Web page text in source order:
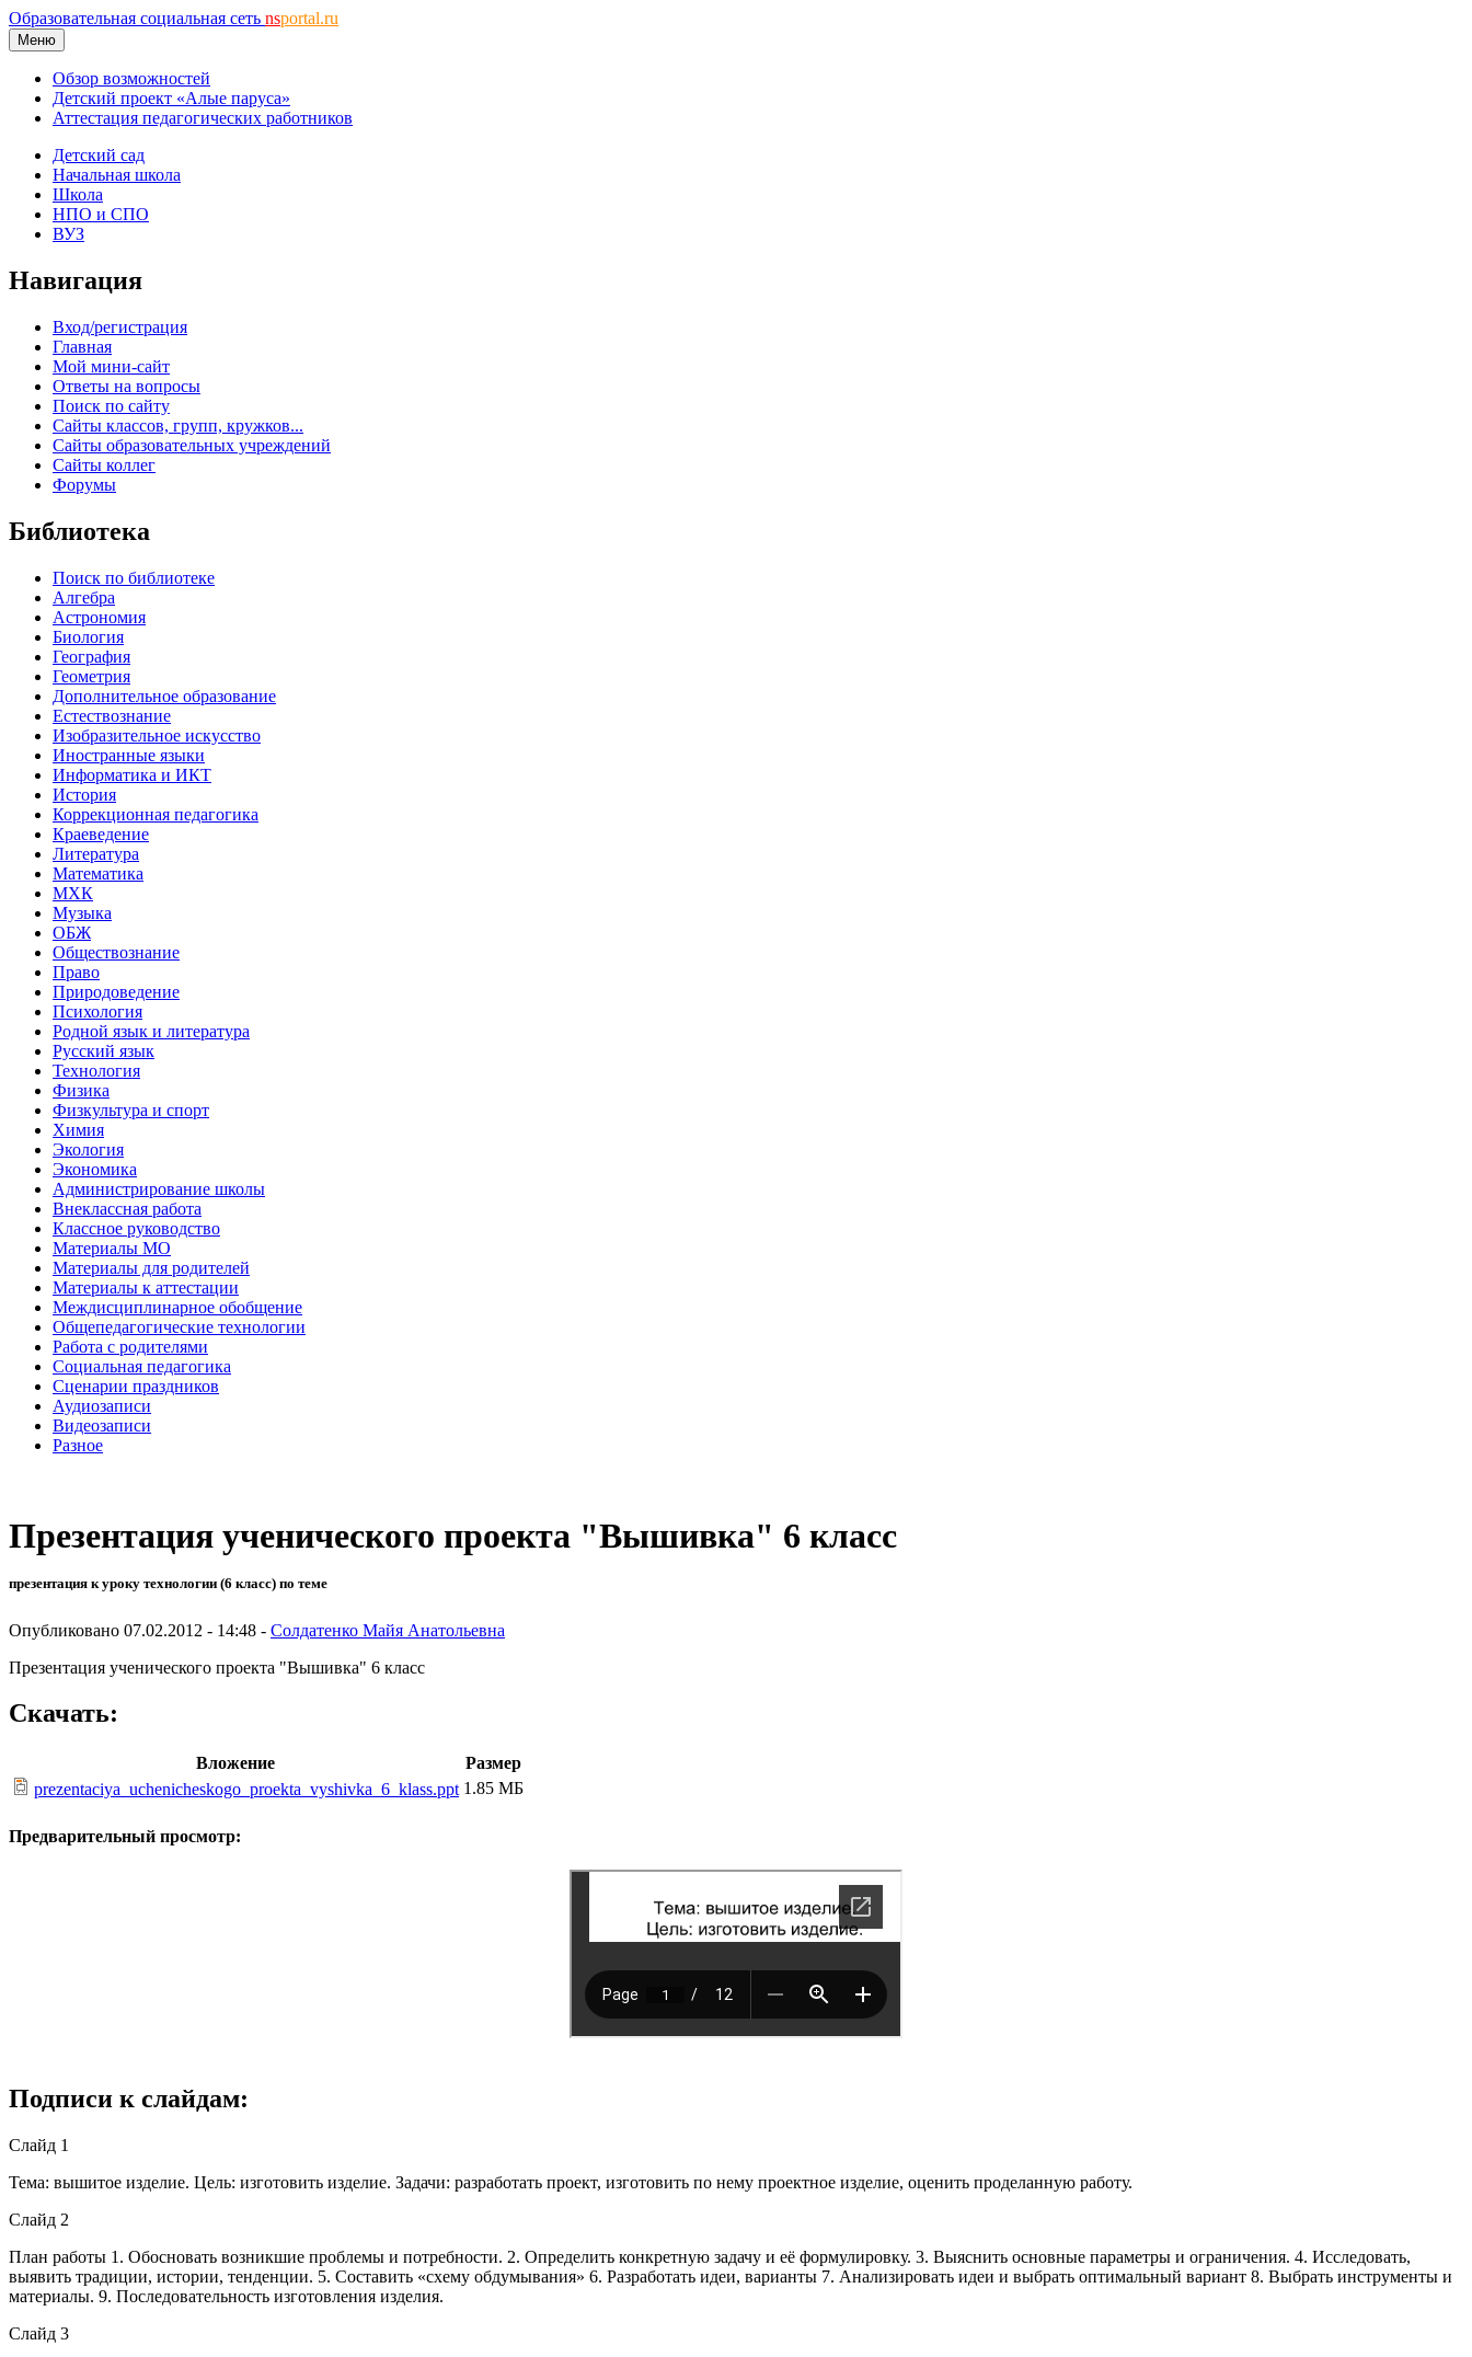
Образовательная социальная сеть nsportal.ru
Меню
Обзор возможностей
Детский проект «Алые паруса»
Аттестация педагогических работников
Детский сад
Начальная школа
Школа
НПО и СПО
ВУЗ
Навигация
Вход/регистрация
Главная
Мой мини-сайт
Ответы на вопросы
Поиск по сайту
Сайты классов, групп, кружков...
Сайты образовательных учреждений
Сайты коллег
Форумы
Библиотека
Поиск по библиотеке
Алгебра
Астрономия
Биология
География
Геометрия
Дополнительное образование
Естествознание
Изобразительное искусство
Иностранные языки
Информатика и ИКТ
История
Коррекционная педагогика
Краеведение
Литература
Математика
МХК
Музыка
ОБЖ
Обществознание
Право
Природоведение
Психология
Родной язык и литература
Русский язык
Технология
Физика
Физкультура и спорт
Химия
Экология
Экономика
Администрирование школы
Внеклассная работа
Классное руководство
Материалы МО
Материалы для родителей
Материалы к аттестации
Междисциплинарное обобщение
Общепедагогические технологии
Работа с родителями
Социальная педагогика
Сценарии праздников
Аудиозаписи
Видеозаписи
Разное
Презентация ученического проекта "Вышивка" 6 класс
презентация к уроку технологии (6 класс) по теме
Опубликовано 07.02.2012 - 14:48 - Солдатенко Майя Анатольевна
Презентация ученического проекта "Вышивка" 6 класс
Скачать:
Вложение
Размер
prezentaciya_uchenicheskogo_proekta_vyshivka_6_klass.ppt 1.85 МБ
Предварительный просмотр:
Подписи к слайдам:
Слайд 1
Тема: вышитое изделие. Цель: изготовить изделие. Задачи: разработать проект, изготовить по нему проектное изделие, оценить проделанную работу.
Слайд 2
План работы 1. Обосновать возникшие проблемы и потребности. 2. Определить конкретную задачу и её формулировку. 3. Выяснить основные параметры и ограничения. 4. Исследовать,
выявить традиции, истории, тенденции. 5. Составить «схему обдумывания» 6. Разработать идеи, варианты 7. Анализировать идеи и выбрать оптимальный вариант 8. Выбрать инструменты и
материалы. 9. Последовательность изготовления изделия.
Слайд 3